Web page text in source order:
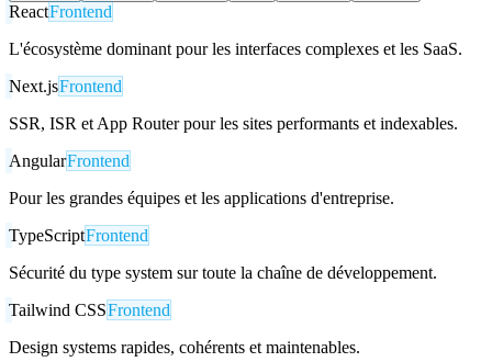
ReactFrontend
L'écosystème dominant pour les interfaces complexes et les SaaS.
Next.jsFrontend
SSR, ISR et App Router pour les sites performants et indexables.
AngularFrontend
Pour les grandes équipes et les applications d'entreprise.
TypeScriptFrontend
Sécurité du type system sur toute la chaîne de développement.
Tailwind CSSFrontend
Design systems rapides, cohérents et maintenables.